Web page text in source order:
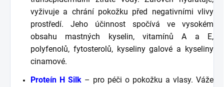
vyživuje a chrání pokožku před negativními vlivy
prostředí. Jeho účinnost spočívá ve vysokém
obsahu mastných kyselin, vitamínů A a E,
polyfenolů, fytosterolů, kyseliny galové a kyseliny
cinamové.
Proteín H Silk – pro péči o pokožku a vlasy. Váže